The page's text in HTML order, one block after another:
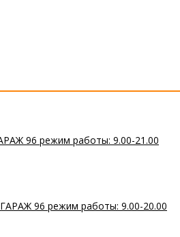
96 режим работы: 9.00-21.00
96 режим работы: 9.00-20.00